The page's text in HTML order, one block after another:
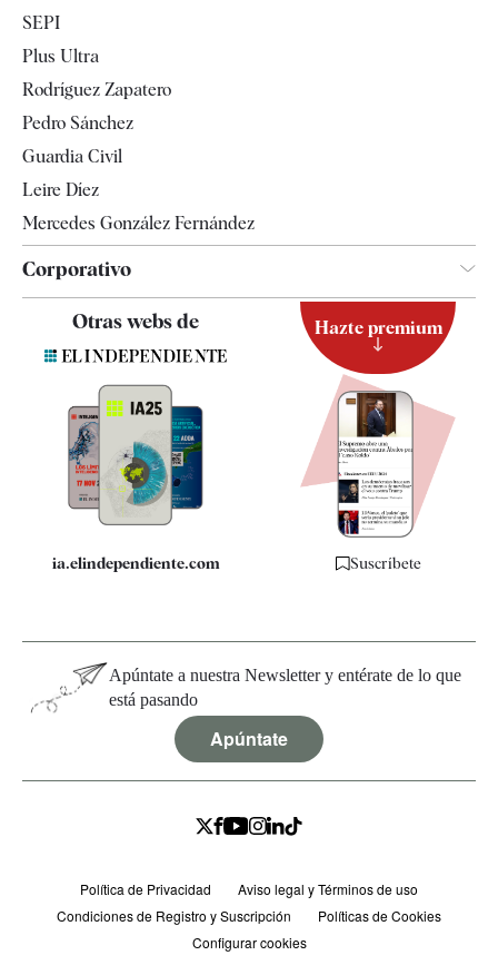
Televisión
SEPI
Plus Ultra
Rodríguez Zapatero
Pedro Sánchez
Guardia Civil
Leire Díez
Mercedes González Fernández
Corporativo
Quiénes somos
Especificaciones
Otras webs de
ia.elindependiente.com
Hazte premium
Suscríbete
Apúntate a nuestra Newsletter y entérate de lo que
está pasando
Apúntate
Política de Privacidad
Aviso legal y Términos de uso
Condiciones de Registro y Suscripción
Políticas de Cookies
Configurar cookies